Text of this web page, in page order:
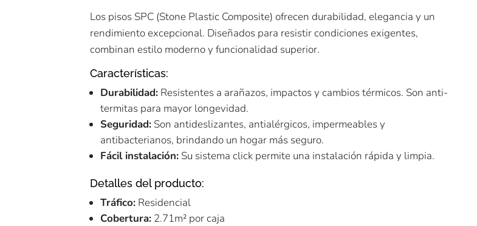
Los pisos SPC (Stone Plastic Composite) ofrecen durabilidad, elegancia y un
rendimiento excepcional. Diseñados para resistir condiciones exigentes,
combinan estilo moderno y funcionalidad superior.
Características:
Durabilidad: Resistentes a arañazos, impactos y cambios térmicos. Son anti-
termitas para mayor longevidad.
Seguridad: Son antideslizantes, antialérgicos, impermeables y
antibacterianos, brindando un hogar más seguro.
Fácil instalación: Su sistema click permite una instalación rápida y limpia.
Detalles del producto:
Tráfico: Residencial
Cobertura: 2.71m² por caja